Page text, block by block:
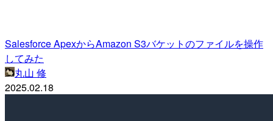
Salesforce ApexからAmazon S3バケットのファイルを操作
してみた
丸山 修
2025.02.18